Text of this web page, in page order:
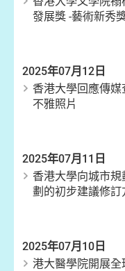
發展獎 -藝術新秀
2025年07月12日
香港大學回應傳
不雅照片
2025年07月11日
香港大學向城市
劃的初步建議修訂
2025年07月10日
港大醫學院開展